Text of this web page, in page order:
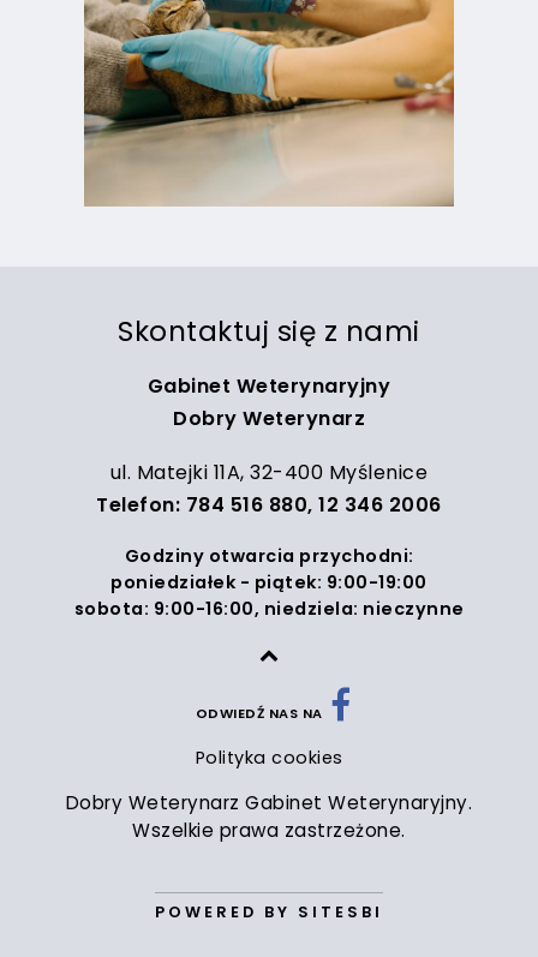
Skontaktuj się z nami
Gabinet Weterynaryjny
Dobry Weterynarz
ul. Matejki 11A, 32-400 Myślenice
Telefon: 784 516 880,12 346 2006
Godziny otwarcia przychodni:
poniedziałek - piątek: 9:00-19:00
sobota: 9:00-16:00, niedziela: nieczynne
ODWIEDŹ NAS NA
Polityka cookies
Dobry Weterynarz Gabinet Weterynaryjny.
Wszelkie prawa zastrzeżone.
POWERED BY SITESBI